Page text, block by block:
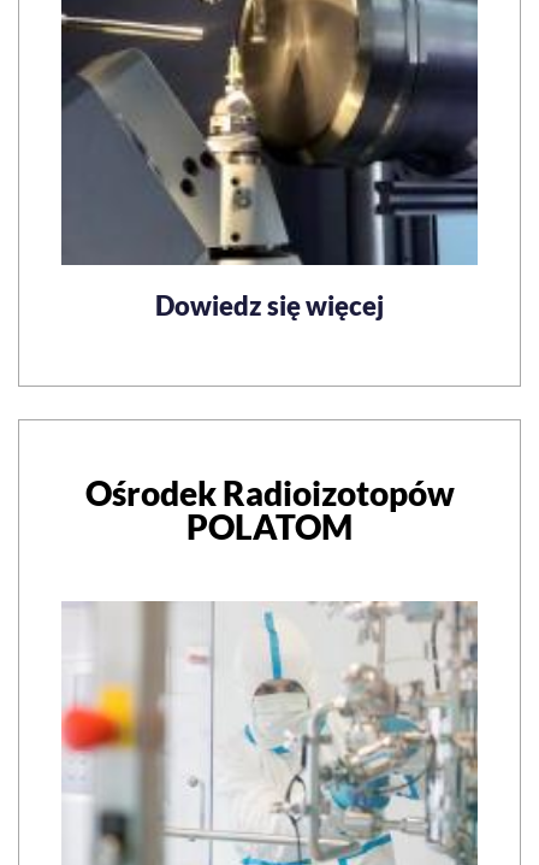
Dowiedz się więcej
Ośrodek Radioizotopów
POLATOM